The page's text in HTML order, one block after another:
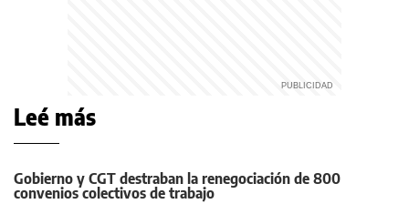
Leé más
Gobierno y CGT destraban la renegociación de 800
convenios colectivos de trabajo